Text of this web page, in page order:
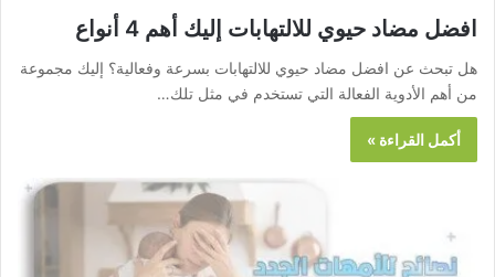
افضل مضاد حيوي للالتهابات إليك أهم 4 أنواع
هل تبحث عن افضل مضاد حيوي للالتهابات بسرعة وفعالية؟ إليك مجموعة
من أهم الأدوية الفعالة التي تستخدم في مثل تلك…
أكمل القراءة »